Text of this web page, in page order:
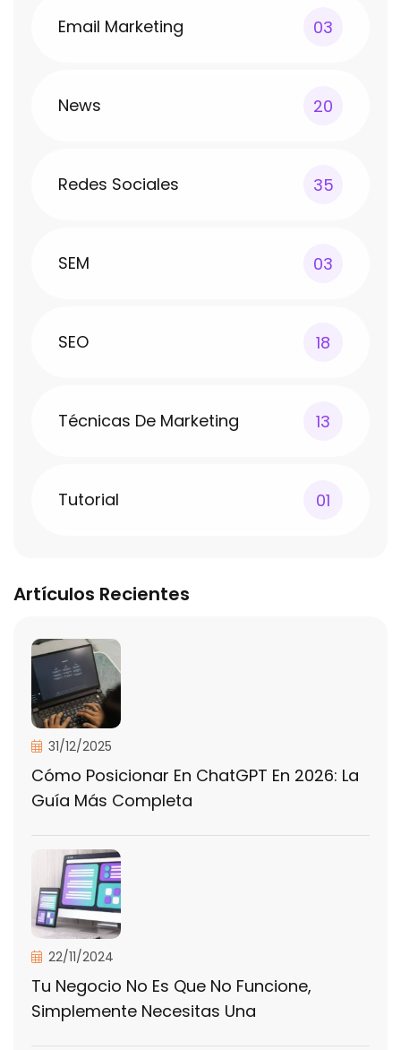
Email Marketing 03
News 20
Redes Sociales 35
SEM 03
SEO 18
Técnicas De Marketing 13
Tutorial 01
Artículos Recientes
31/12/2025
Cómo Posicionar En ChatGPT En 2026: La
Guía Más Completa
22/11/2024
Tu Negocio No Es Que No Funcione,
Simplemente Necesitas Una